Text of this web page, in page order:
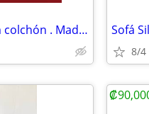
Camas con gavetas . Con o sin colchón . Madera sólida
8/4